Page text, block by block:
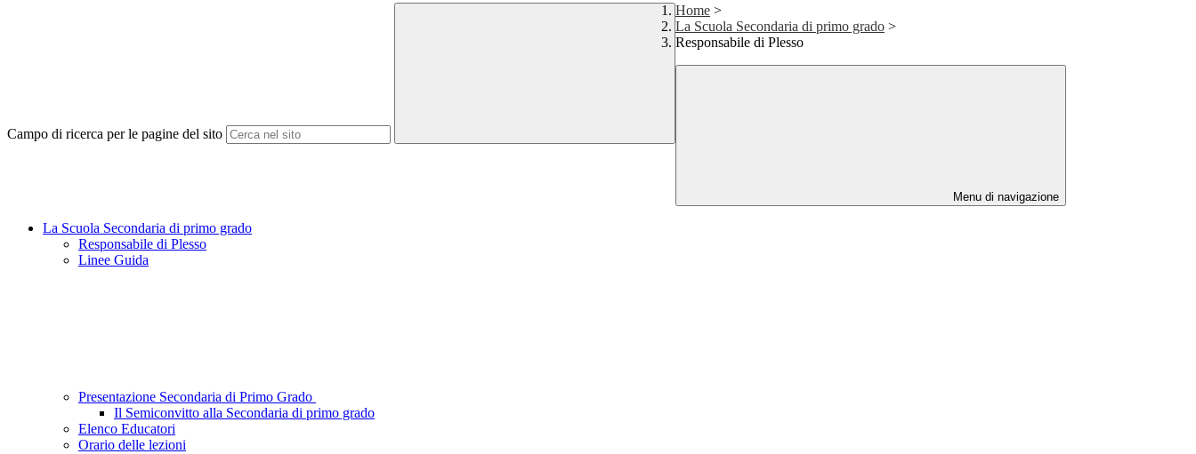
Campo di ricerca per le pagine del sito
Home >
La Scuola Secondaria di primo grado >
Responsabile di Plesso
Menu di navigazione
La Scuola Secondaria di primo grado
Responsabile di Plesso
Linee Guida
Presentazione Secondaria di Primo Grado
Il Semiconvitto alla Secondaria di primo grado
Elenco Educatori
Orario delle lezioni